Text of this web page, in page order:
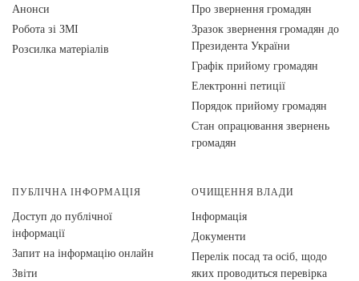
Анонси
Робота зі ЗМІ
Розсилка матеріалів
Про звернення громадян
Зразок звернення громадян до
Президента України
Графік прийому громадян
Електронні петиції
Порядок прийому громадян
Стан опрацювання звернень
громадян
ПУБЛІЧНА ІНФОРМАЦІЯ
Доступ до публічної
інформації
Запит на інформацію онлайн
Звіти
ОЧИЩЕННЯ ВЛАДИ
Інформація
Документи
Перелік посад та осіб, щодо
яких проводиться перевірка